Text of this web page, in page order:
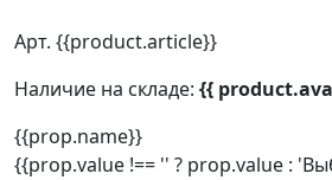
Арт. {{product.article}}
Наличие на складе: {{
{{prop.name}}
{{prop.value !== '' ? prop.value :